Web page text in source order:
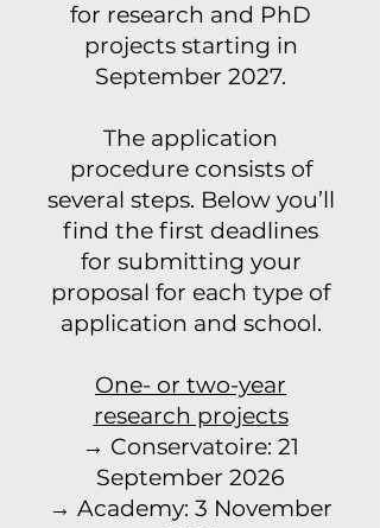
for research and PhD
projects starting in
September 2027.
The application
procedure consists of
several steps. Below you’ll
find the first deadlines
for submitting your
proposal for each type of
application and school.
One- or two-year
research projects
→ Conservatoire: 21
September 2026
→ Academy: 3 November